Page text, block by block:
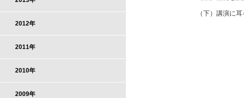
（下）講演に耳
2012年
2011年
2010年
2009年